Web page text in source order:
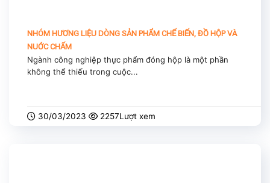
NHÓM HƯƠNG LIỆU DÒNG SẢN PHẨM CHẾ BIẾN, ĐỒ HỘP VÀ
NUỚC CHẤM
Ngành công nghiệp thực phẩm đóng hộp là một phần
không thể thiếu trong cuộc...
30/03/2023 2257Lượt xem